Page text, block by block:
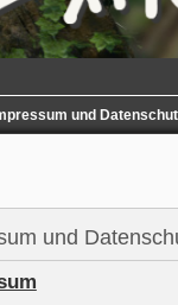
und
und